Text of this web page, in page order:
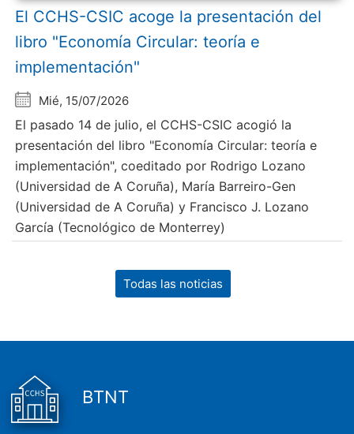
El CCHS-CSIC acoge la presentación del
libro "Economía Circular: teoría e
implementación"
Mié, 15/07/2026
El pasado 14 de julio, el CCHS-CSIC acogió la
presentación del libro "Economía Circular: teoría e
implementación", coeditado por Rodrigo Lozano
(Universidad de A Coruña), María Barreiro-Gen
(Universidad de A Coruña) y Francisco J. Lozano
García (Tecnológico de Monterrey)
Todas las noticias
BTNT